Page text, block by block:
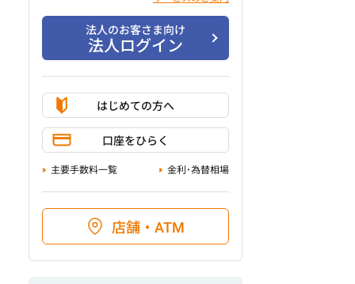
法人のお客さま向け
法人ログイン
はじめての方へ
口座をひらく
主要手数料一覧 金利･為替相場
店舗・ATM